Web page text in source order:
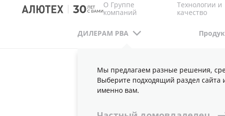
О Группе
компаний
Технологии и
качество
ДИЛЕРАМ РВА
Мы предлагаем разные решения,
Выберите подходящий раздел
именно вам.
ДИЛЕРАМ РВА ПУБЛИКАЦИИ НОВОСТИ